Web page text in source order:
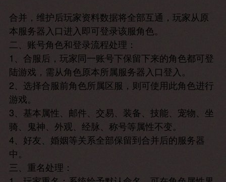
合并，维护后玩家资料数据将全部互通，玩家从原
本服务器入口进入即可登录该服角色。
二、账号角色和登录流程处理：
1、合服后，玩家同一账号下保留下来的角色都可登
陆游戏，需从角色原本所属服务器入口登入。
2、选择合服前角色所属区服，则可使用此角色进行
游戏。
3、基本属性、邮件、交易、装备、技能、宠物、坐
骑、鬼神、外观、经脉、称号等属性不变。
4、好友、婚姻等关系全部保留到合并后的服务器
中。
三、重名处理：